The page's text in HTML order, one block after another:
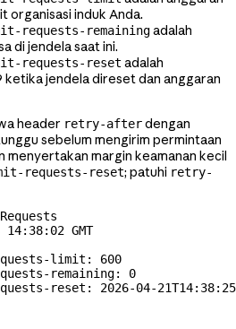
organisasi induk Anda.
requests-remainingadalah
di jendela saat ini.
requests-reset adalah
ketika jendela direset dan anggaran
header retry-afterdengan
sebelum mengirim permintaan
menyertakan margin keamanan kecil
requests-reset; patuhi retry-
GMT
limit :
600
remaining:
0
reset : 2026-04-